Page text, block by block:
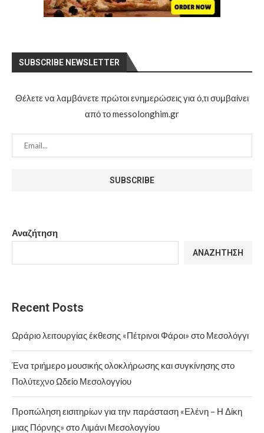
Αναζήτηση
ΑΝΑΖΉΤΗΣΗ
Recent Posts
Ωράριο λειτουργίας έκθεσης «Πέτρινοι Φάροι» στο Μεσολόγγι
Ένα τριήμερο μουσικής ολοκλήρωσης και συγκίνησης στο
Πολύτεχνο Ωδείο Μεσολογγίου
Προπώληση εισιτηρίων για την παράσταση «Ελένη – Η Δίκη
μιας Πόρνης» στο Λιμάνι Μεσολογγίου
SUBSCRIBE NEWSLETTER
Θέλετε να λαμβάνετε πρώτοι ενημερώσεις για ό,τι συμβαίνει
από το messolonghim.gr